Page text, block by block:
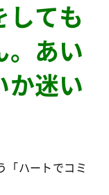
ても
。あい
か迷い
「ハートでコミ